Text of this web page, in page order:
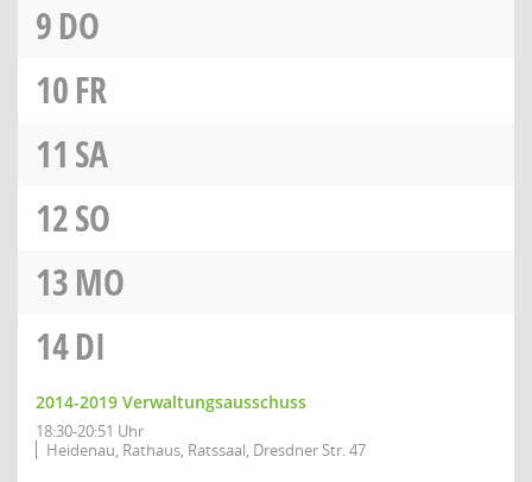
9DO
10FR
11 SA
12SO
13MO
14DI
2014-2019 Verwaltungsausschuss
18:30-20:51 Uhr
Heidenau, Rathaus, Ratssaal, Dresdner Str. 47